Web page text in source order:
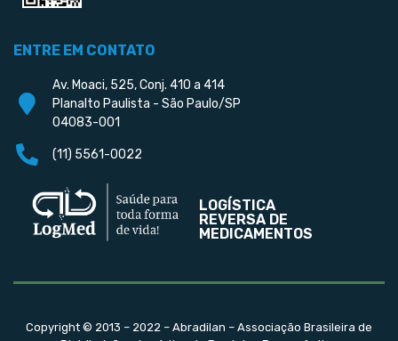
ENTRE EM CONTATO
Av. Moaci, 525, Conj. 410 a 414
Planalto Paulista - São Paulo/SP
04083-001
(11) 5561-0022
LOGÍSTICA
REVERSA DE
MEDICAMENTOS
Copyright © 2013 – 2022 – Abradilan – Associação Brasileira de